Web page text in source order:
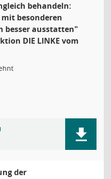
behandeln:
besonderen
besser ausstatten"
DIE LINKE vom
der